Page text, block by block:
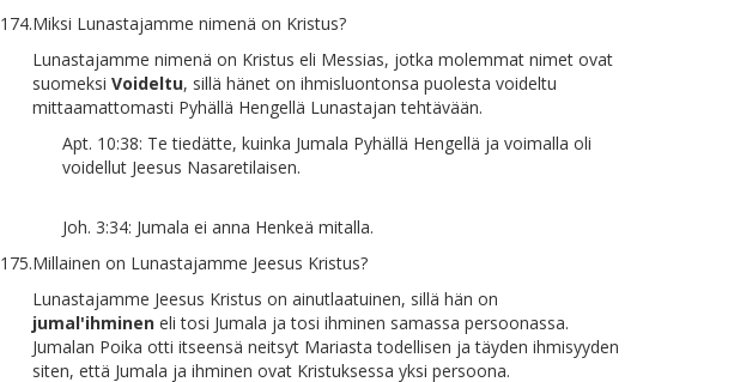
174.Miksi Lunastajamme nimenä on Kristus?
Lunastajamme nimenä on Kristus eli Messias, jotka molemmat nimet ovat
suomeksi Voideltu, sillä hänet on ihmisluontonsa puolesta voideltu
mittaamattomasti Pyhällä Hengellä Lunastajan tehtävään.
Apt. 10:38: Te tiedätte, kuinka Jumala Pyhällä Hengellä ja voimalla oli
voidellut Jeesus Nasaretilaisen.
Joh. 3:34: Jumala ei anna Henkeä mitalla.
175.Millainen on Lunastajamme Jeesus Kristus?
Lunastajamme Jeesus Kristus on ainutlaatuinen, sillä hän on
jumal'ihminen eli tosi Jumala ja tosi ihminen samassa persoonassa.
Jumalan Poika otti itseensä neitsyt Mariasta todellisen ja täyden ihmisyyden
siten, että Jumala ja ihminen ovat Kristuksessa yksi persoona.